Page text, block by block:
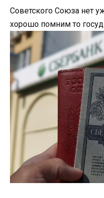
Советского Союза нет
хорошо помним то